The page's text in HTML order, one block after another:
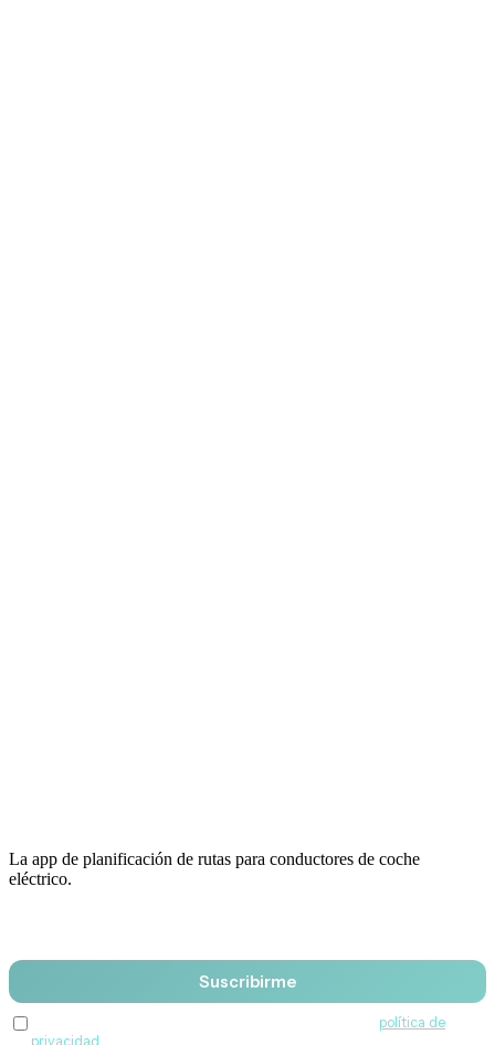
La app de planificación de rutas para conductores de coche
eléctrico.
Suscribirme
política de
privacidad